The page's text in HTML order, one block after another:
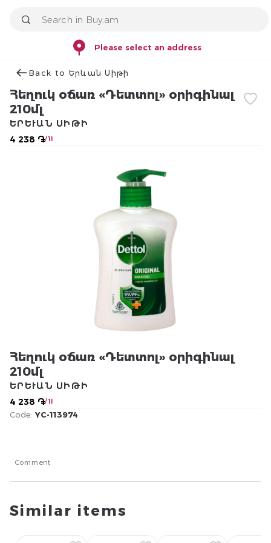
Please select an address
Back to Երևան Սիթի
Հեղուկ օճառ «Դետտոլ» օրիգինալ
210մլ
4 238 ֏/ 1l
ԵՐԵՒԱՆ ՍԻԹԻ
Հեղուկ օճառ «Դետտոլ» օրիգինալ
210մլ
4 238 ֏/ 1l
ԵՐԵՒԱՆ ՍԻԹԻ
Code: YC-113974
Comment
Similar items